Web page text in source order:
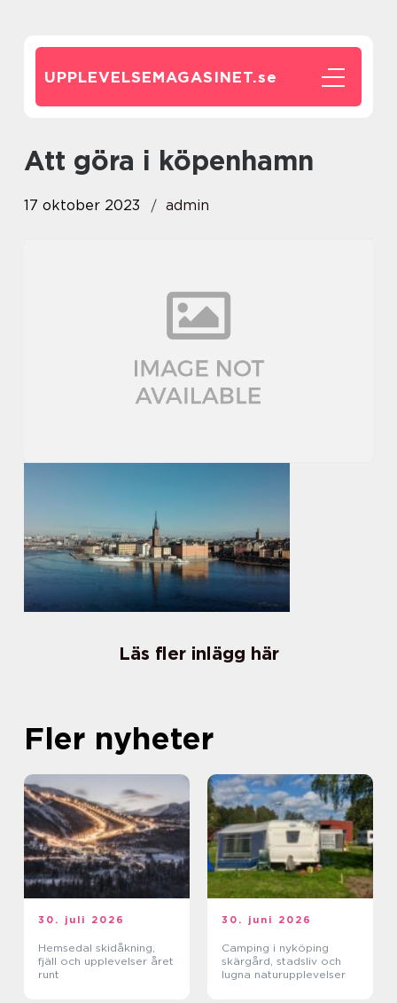
UPPLEVELSEMAGASINET.se
att göra i köpenhamn
17 oktober 2023 admin
Läs fler inlägg här
Fler nyheter
30. juli 2026
Hemsedal skidåkning,
fjäll och upplevelser året
runt
30. juni 2026
Camping i nyköping
skärgård, stadsliv och
lugna naturupplevelser